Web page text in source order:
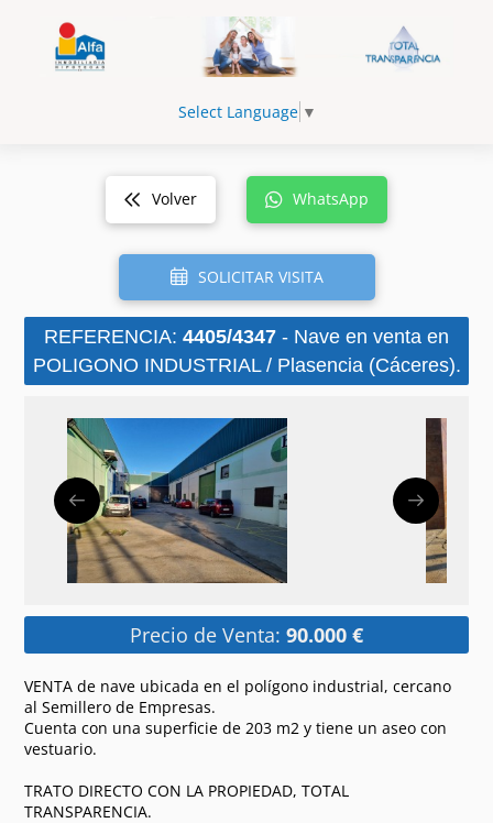
Select Language ▼
Volver WhatsApp
SOLICITAR VISITA
REFERENCIA: 4405/4347 - Nave en venta en
POLIGONO INDUSTRIAL / Plasencia (Cáceres).
Precio de Venta: 90.000 €
VENTA de nave ubicada en el polígono industrial, cercano
al Semillero de Empresas.
Cuenta con una superficie de 203 m2 y tiene un aseo con
vestuario.
TRATO DIRECTO CON LA PROPIEDAD, TOTAL
TRANSPARENCIA.